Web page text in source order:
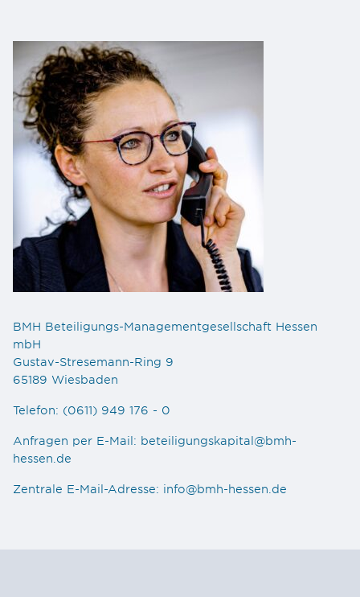
BMH Beteiligungs-Managementgesellschaft Hessen
mbH
Gustav-Stresemann-Ring 9
65189 Wiesbaden
Telefon: (0611) 949 176 - 0
Anfragen per E-Mail: beteiligungskapital@bmh-
hessen.de
Zentrale E-Mail-Adresse: info@bmh-hessen.de